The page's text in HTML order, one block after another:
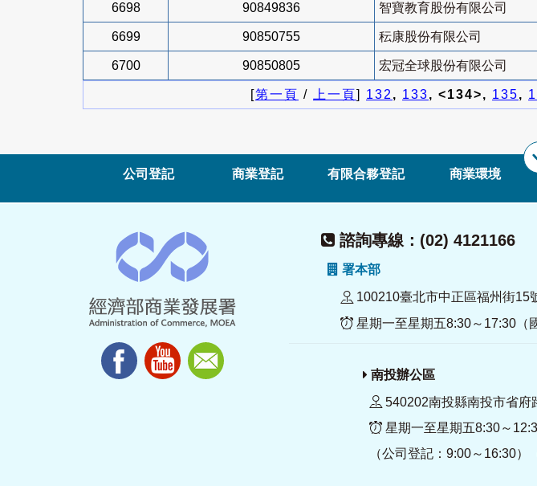
6698 90849836 智寶教育股份有限公司
6699 90850755 秐康股份有限公司
6700 90850805 宏冠全球股份有限公司
[第一頁 / 上一頁] 132, 133, <134>, 135,
公司登記 商業登記 有限合夥登記 商業環境
諮詢專線：(02) 4121166
署本部
100210臺北市中正區福州街15
星期一至星期五8:30～17:30（
南投辦公區
540202南投縣南投市省府
星期一至星期五8:30～
（公司登記：9:00～16:30）